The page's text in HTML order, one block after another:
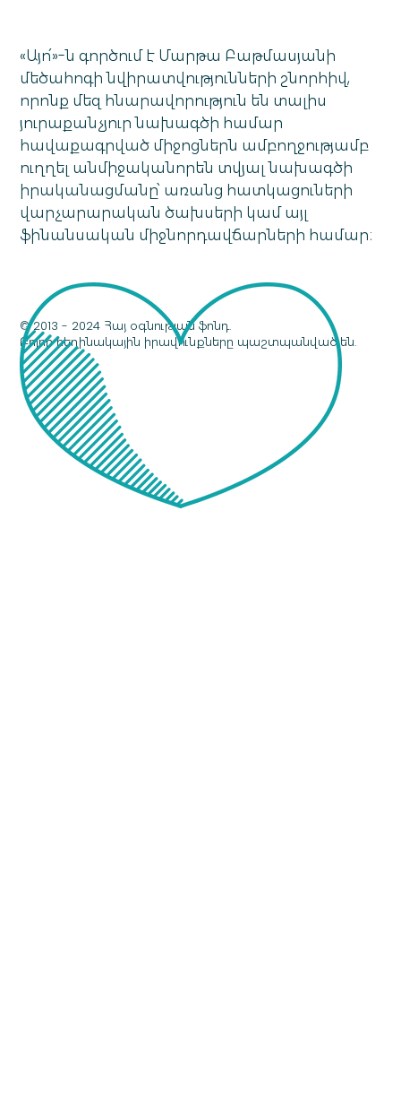
© 2013 - 2024 Հայ օգնության ֆոնդ.
Բոլոր հեղինակային իրավունքները պաշտպանված են.
«Այո՛»-ն գործում է Մարթա Բաթմասյանի
մեծահոգի նվիրատվությունների շնորհիվ,
որոնք մեզ հնարավորություն են տալիս
յուրաքանչյուր նախագծի համար
հավաքագրված միջոցներն ամբողջությամբ
ուղղել անմիջականորեն տվյալ նախագծի
իրականացմանը՝ առանց հատկացուների
վարչարարական ծախսերի կամ այլ
ֆինանսական միջնորդավճարների համար։